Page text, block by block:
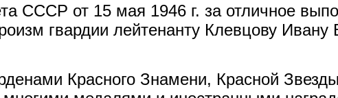
СССР от 15 мая 1946 г. за отличное
гвардии лейтенанту Клевцову Ивану
Красного Знамени, Красной